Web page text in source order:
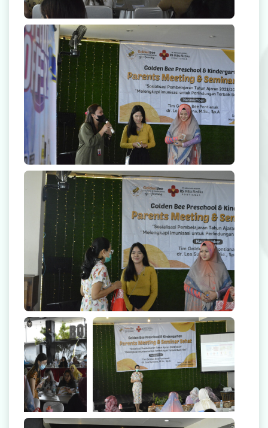
Rekanan Asuransi
Karir